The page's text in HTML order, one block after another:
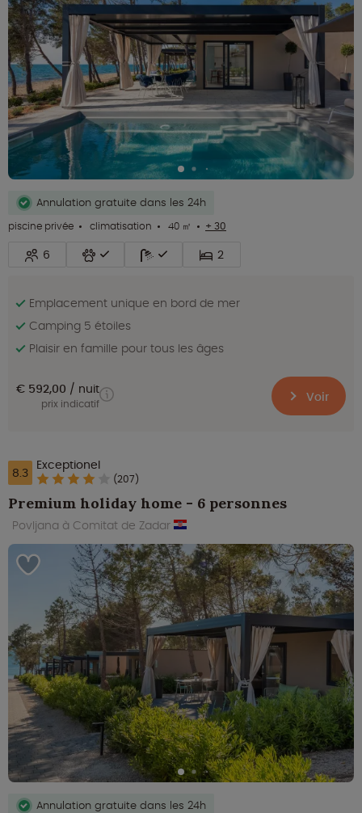
Annulation gratuite dans les 24h
piscine privée
climatisation 40 ㎡ + 30
6 2
Emplacement unique en bord de mer
Camping 5 étoiles
Plaisir en famille pour tous les âges
€ 592,00 nuit
prix indicatif Voir
8.3 Exceptionel
(207)
Premium holiday home - 6 personnes
Povljana à Comitat de Zadar
Annulation gratuite dans les 24h